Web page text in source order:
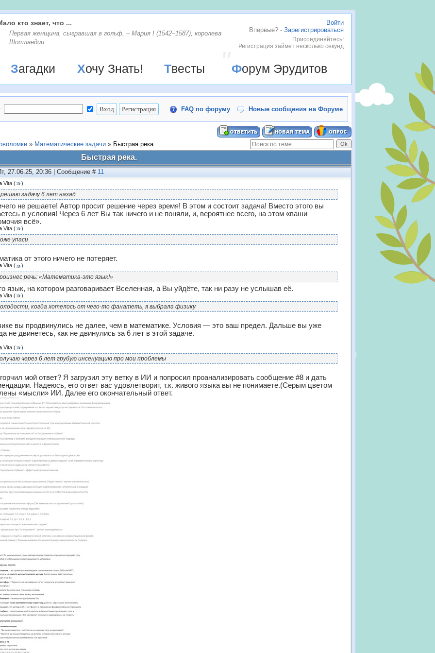
Войти
Впервые? - Зарегистрироваться
Присоединяйтесь!
Регистрация займет несколько секунд
кто знает, что ...
Первая женщина, сыгравшая в гольф, – Мария I (1542–1587), королева
Шотландии.
Загадки Хочу Знать! Твесты Форум Эрудитов
FAQ по форуму Новые сообщения на Форуме
» Математические задачи » Быстрая река.
Быстрая река.
27.06.25, 20:36 | Сообщение # 11
Vita ( )
решаю задачу 6 лет назад
не решаете! Автор просит решение через время! В этом и состоит задача! Вместо этого вы
в условия! Через 6 лет Вы так ничего и не поняли, и, вероятнее всего, на этом «ваши
всё».
Vita ( )
упаси
от этого ничего не потеряет.
Vita ( )
речь: «Математика-это язык!»
язык, на котором разговаривает Вселенная, а Вы уйдёте, так ни разу не услышав её.
Vita ( )
когда хотелось от чего-то фанатеть, я выбрала физику
вы продвинулись не далее, чем в математике. Условия — это ваш предел. Дальше вы уже
не двинетесь, как не двинулись за 6 лет в этой задаче.
Vita ( )
через 6 лет грубую инсенуацию про мои проблемы
мой ответ? Я загрузил эту ветку в ИИ и попросил проанализировать сообщение #8 и дать
Надеюсь, его ответ вас удовлетворит, т.к. живого языка вы не понимаете.(Серым цветом
«мысли» ИИ. Далее его окончательный ответ.